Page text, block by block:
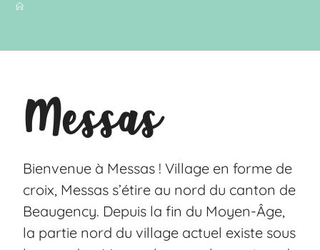
Messas
Bienvenue à Messas ! Village en forme de
croix, Messas s’étire au nord du canton de
Beaugency. Depuis la fin du Moyen-Âge,
la partie nord du village actuel existe sous